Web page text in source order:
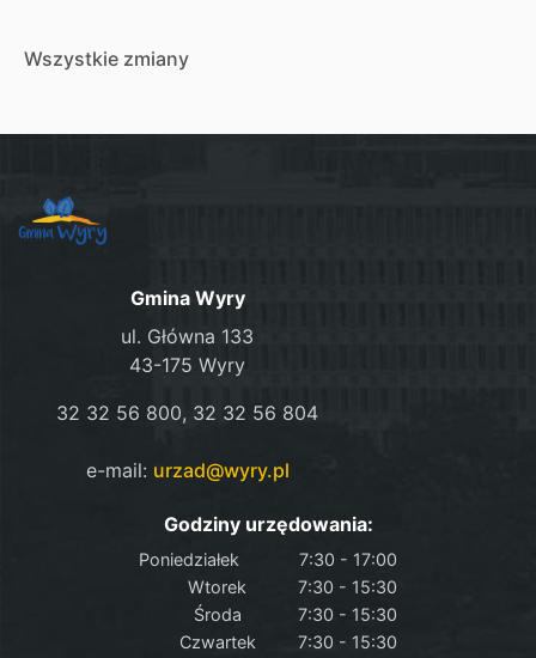
Wszystkie zmiany
Gmina Wyry
ul. Główna 133
43-175 Wyry
32 32 56 800, 32 32 56 804
e-mail: urzad@wyry.pl
Godziny urzędowania:
Poniedziałek
7:30 - 17:00
Wtorek
7:30 - 15:30
Środa
7:30 - 15:30
Czwartek
7:30 - 15:30